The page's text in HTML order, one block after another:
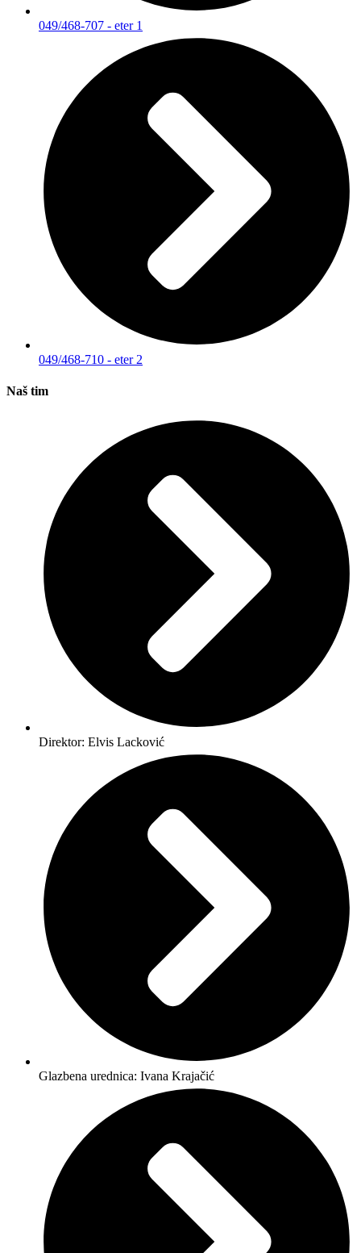
049/468-707 - eter 1
049/468-710 - eter 2
Naš tim
Direktor: Elvis Lacković
Glazbena urednica: Ivana Krajačić